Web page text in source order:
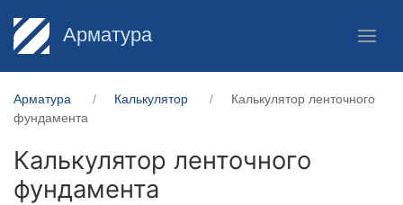
Арматура
Арматура Калькулятор
Калькулятор ленточного
фундамента
Калькулятор ленточного
фундамента